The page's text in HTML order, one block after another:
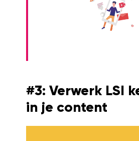
#3: Verwerk LSI
in je content